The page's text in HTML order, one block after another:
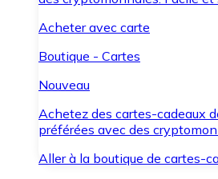
Acheter avec carte
Boutique - Cartes
Nouveau
Achetez des cartes-cadeaux
préférées avec des
Aller à la boutique de cartes-